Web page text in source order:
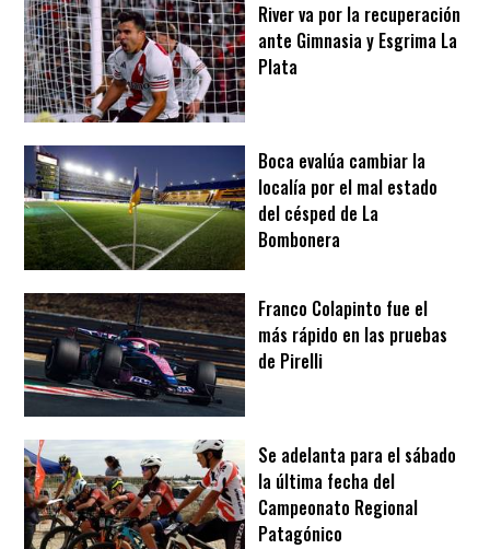
River va por la recuperación
ante Gimnasia y Esgrima La
Plata
Boca evalúa cambiar la
localía por el mal estado
del césped de La
Bombonera
Franco Colapinto fue el
más rápido en las pruebas
de Pirelli
Se adelanta para el sábado
la última fecha del
Campeonato Regional
Patagónico